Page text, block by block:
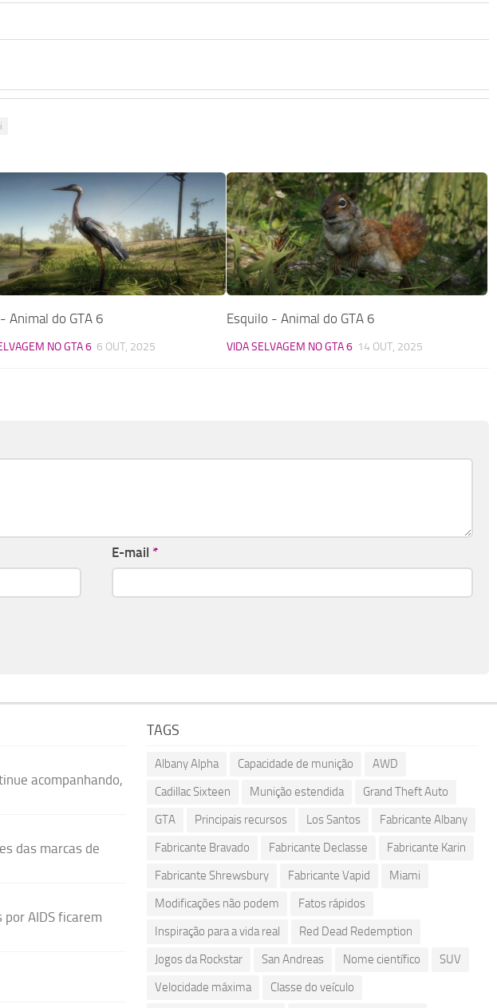
Animal do GTA 6
NO GTA 6 6 OUT, 2025
Esquilo - Animal do GTA 6
VIDA SELVAGEM NO GTA 6 14 OUT, 2025
E-mail *
acompanhando,
das marcas de
por AIDS ficarem
TAGS
Albany Alpha Capacidade de munição
AWD
Cadillac Sixteen
Munição estendida
Grand Theft Auto
GTA
Principais recursos Los Santos
Fabricante Albany
Fabricante Bravado
Fabricante Declasse
Fabricante Karin
Fabricante Shrewsbury
Fabricante Vapid
Miami
Modificações não podem
Fatos rápidos
Inspiração para a vida real
Red Dead Redemption
Jogos da Rockstar
San Andreas Nome científico
SUV
Velocidade máxima
Classe do veículo